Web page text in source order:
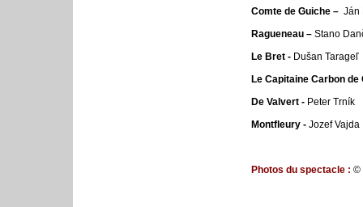
Comte de Guiche – Ján
Ragueneau – Stano
Le Bret - Dušan Tarageľ
Le Capitaine Carbon
De Valvert - Peter Trník
Montfleury - Jozef Vajda
Photos du spectacle : ©